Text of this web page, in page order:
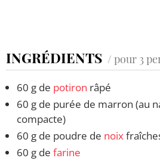
INGRÉDIENTS / pour 3
60 g de potiron râpé
60 g de purée de marron (au
compacte)
60 g de poudre de noix
60 g de farine